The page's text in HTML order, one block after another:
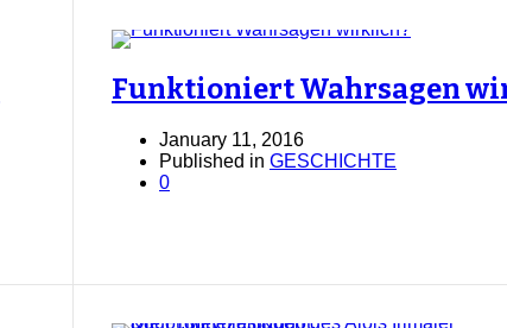
Funktioniert Wahrsagen
January 11, 2016
Published in GESCHICHTE
0